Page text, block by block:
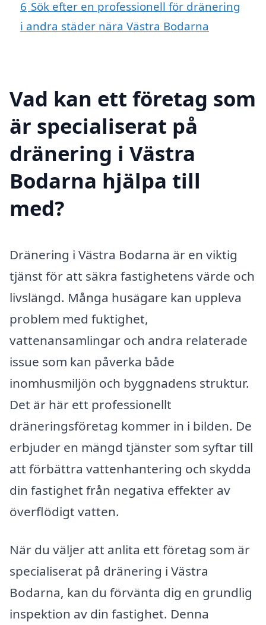
6 Sök efter en professionell för dränering
i andra städer nära Västra Bodarna
Vad kan ett företag som
är specialiserat på
dränering i Västra
Bodarna hjälpa till
med?
Dränering i Västra Bodarna är en viktig
tjänst för att säkra fastighetens värde och
livslängd. Många husägare kan uppleva
problem med fuktighet,
vattenansamlingar och andra relaterade
issue som kan påverka både
inomhusmiljön och byggnadens struktur.
Det är här ett professionellt
dräneringsföretag kommer in i bilden. De
erbjuder en mängd tjänster som syftar till
att förbättra vattenhantering och skydda
din fastighet från negativa effekter av
överflödigt vatten.
När du väljer att anlita ett företag som är
specialiserat på dränering i Västra
Bodarna, kan du förvänta dig en grundlig
inspektion av din fastighet. Denna